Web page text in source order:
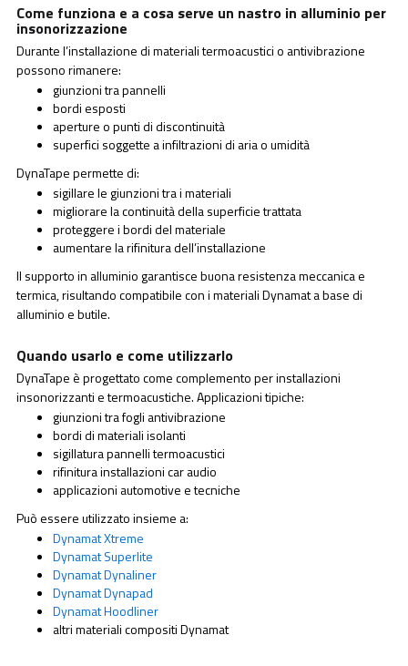
Come funziona e a cosa serve un nastro in alluminio per
insonorizzazione
Durante l’installazione di materiali termoacustici o antivibrazione
possono rimanere:
giunzioni tra pannelli
bordi esposti
aperture o punti di discontinuità
superfici soggette a infiltrazioni di aria o umidità
DynaTape permette di:
sigillare le giunzioni tra i materiali
migliorare la continuità della superficie trattata
proteggere i bordi del materiale
aumentare la rifinitura dell’installazione
Il supporto in alluminio garantisce buona resistenza meccanica e
termica, risultando compatibile con i materiali Dynamat a base di
alluminio e butile.
Quando usarlo e come utilizzarlo
DynaTape è progettato come complemento per installazioni
insonorizzanti e termoacustiche. Applicazioni tipiche:
giunzioni tra fogli antivibrazione
bordi di materiali isolanti
sigillatura pannelli termoacustici
rifinitura installazioni car audio
applicazioni automotive e tecniche
Può essere utilizzato insieme a:
Dynamat Xtreme
Dynamat Superlite
Dynamat Dynaliner
Dynamat Dynapad
Dynamat Hoodliner
altri materiali compositi Dynamat